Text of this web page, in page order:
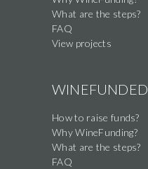
What are the steps?
FAQ
View projects
WINEFUNDED
How to raise funds?
Why WineFunding?
What are the steps?
FAQ